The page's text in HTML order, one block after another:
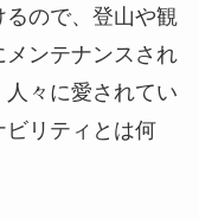
ので、登山や観
ンテナンスされ
々に愛されてい
ビリティとは何